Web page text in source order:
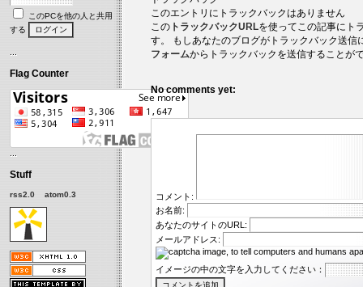
このPCを他の人と共用
する
Flag Counter
Stuff
rss2.0 atom0.3
このエントリにトラックバックはありません
この トラックバックURLを使ってこの記事にト
す。 もしあなたのブログがトラックバック送信
フォームからトラックバックを送信することが
No comments yet:
コメント:
お名前:
あなたのサイトのURL:
メールアドレス:
イメージの中の文字を入力してください：